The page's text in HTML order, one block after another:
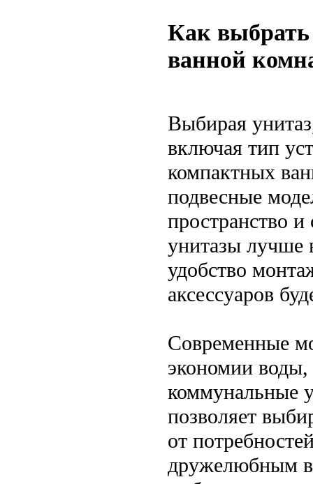
Как выбрать
ванной
Выбирая
включая тип
компактных
подвесные
пространство
унитазы лучше
удобство
аксессуаров
Современные
экономии воды,
коммунальные
позволяет
от
дружелюбным